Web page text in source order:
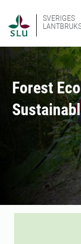
SVERIGES
Forest